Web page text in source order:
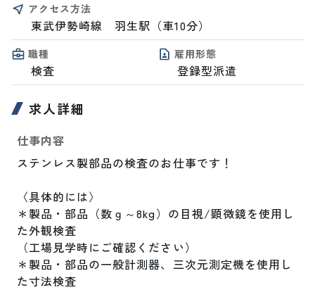
アクセス方法
東武伊勢崎線　羽生駅（車10分）
職種
検査
雇用形態
登録型派遣
求人詳細
仕事内容
ステンレス製部品の検査のお仕事です！
〈具体的には〉
＊製品・部品（数ｇ～8kg）の目視/顕微鏡を使用し
た外観検査
（工場見学時にご確認ください）
＊製品・部品の一般計測器、三次元測定機を使用し
た寸法検査